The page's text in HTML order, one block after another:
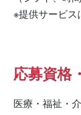
※提供サービス
応募資格
医療・福祉・